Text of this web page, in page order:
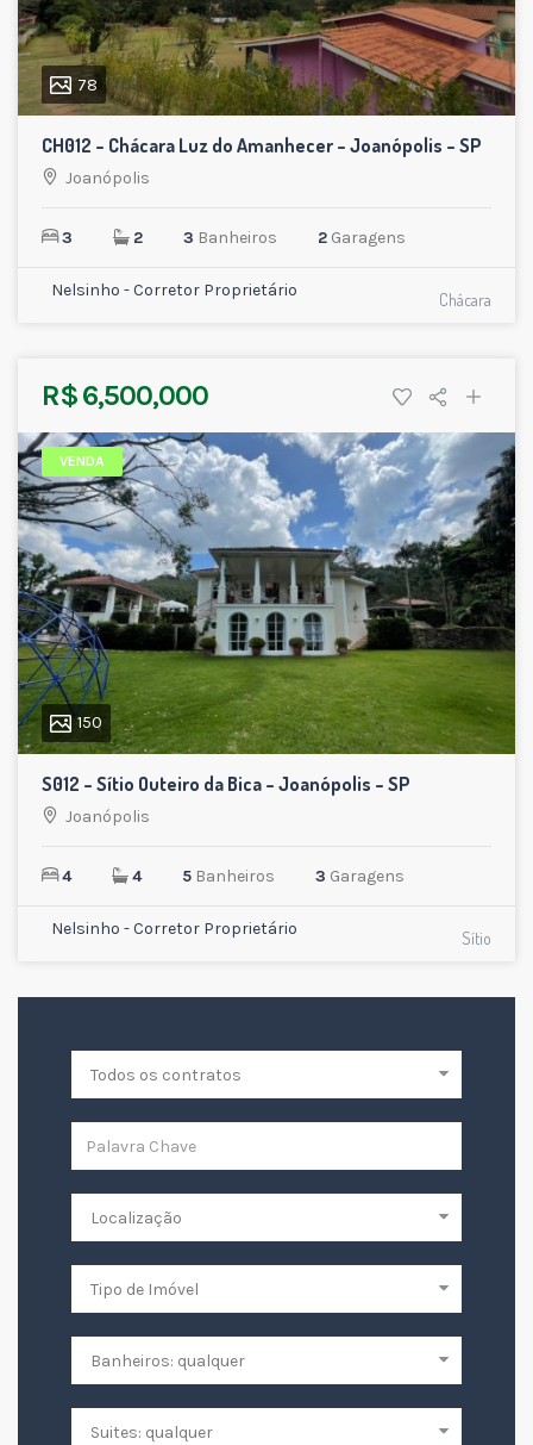
78
CH012 – Chácara Luz do Amanhecer – Joanópolis – SP
Joanópolis
3 2 3 Banheiros 2 Garagens
Nelsinho - Corretor Proprietário Chácara
R$ 6,500,000
VENDA
150
S012 – Sítio Outeiro da Bica – Joanópolis – SP
Joanópolis
4 4 5 Banheiros 3 Garagens
Nelsinho - Corretor Proprietário Sítio